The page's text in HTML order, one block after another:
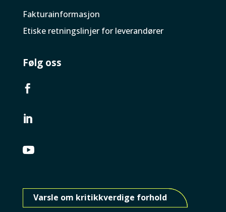
Faktura­informasjon
Etiske retningslinjer for leverandører
Følg oss



Varsle om kritikkverdige forhold